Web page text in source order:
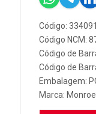
Código:
Código NCM:
Código de
Código de
Embalagem:
Marca: Monroe